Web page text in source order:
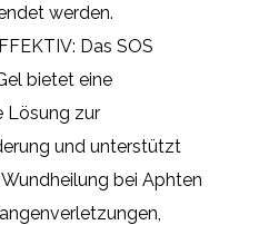
werden.
Das SOS
bietet eine
Lösung zur
und unterstützt
bei Aphten